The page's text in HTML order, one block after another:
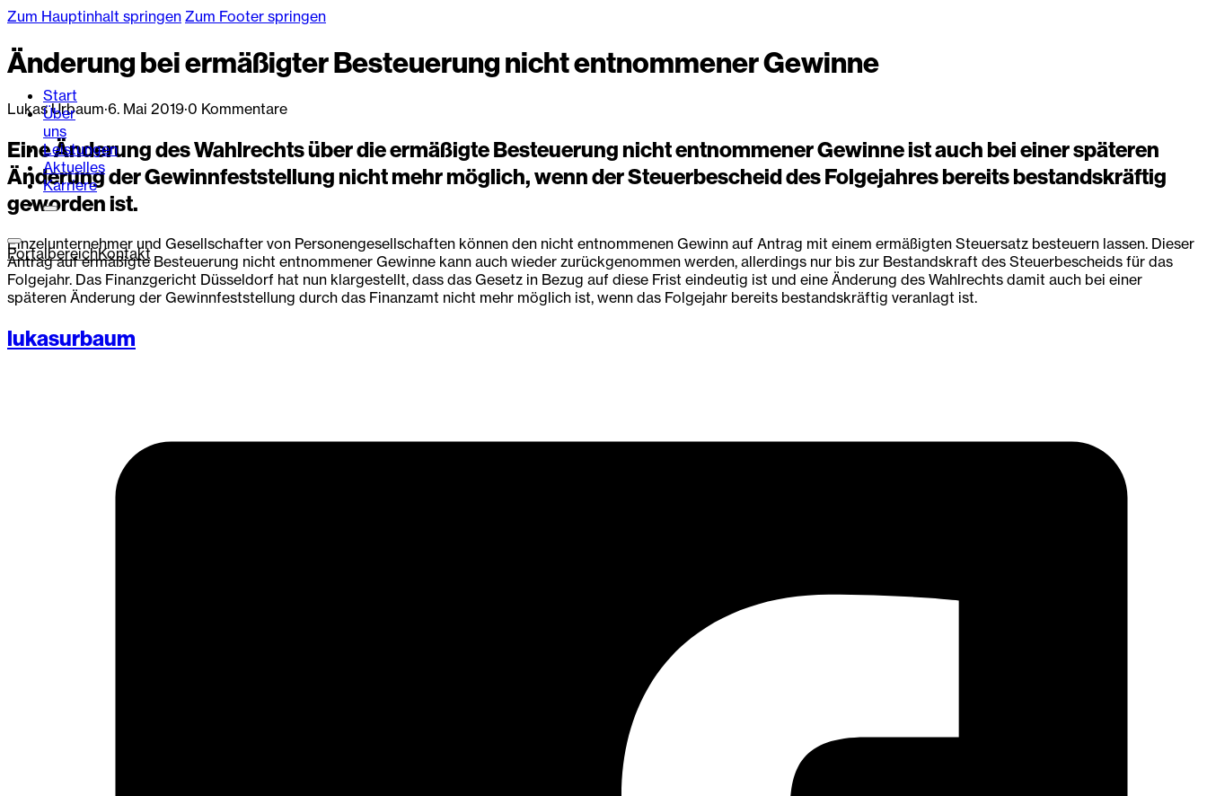
Zum Hauptinhalt springen Zum Footer springen
Start
Über
uns
Leistungen
Aktuelles
Karriere
PortalbereichKontakt
Änderung bei ermäßigter Besteuerung nicht entnommener Gewinne
Lukas Urbaum·6. Mai 2019·0 Kommentare
Eine Änderung des Wahlrechts über die ermäßigte Besteuerung nicht entnommener Gewinne ist auch bei einer späteren
Änderung der Gewinnfeststellung nicht mehr möglich, wenn der Steuerbescheid des Folgejahres bereits bestandskräftig
geworden ist.
Einzelunternehmer und Gesellschafter von Personengesellschaften können den nicht entnommenen Gewinn auf Antrag mit einem ermäßigten Steuersatz besteuern lassen. Dieser
Antrag auf ermäßigte Besteuerung nicht entnommener Gewinne kann auch wieder zurückgenommen werden, allerdings nur bis zur Bestandskraft des Steuerbescheids für das
Folgejahr. Das Finanzgericht Düsseldorf hat nun klargestellt, dass das Gesetz in Bezug auf diese Frist eindeutig ist und eine Änderung des Wahlrechts damit auch bei einer
späteren Änderung der Gewinnfeststellung durch das Finanzamt nicht mehr möglich ist, wenn das Folgejahr bereits bestandskräftig veranlagt ist.
lukasurbaum